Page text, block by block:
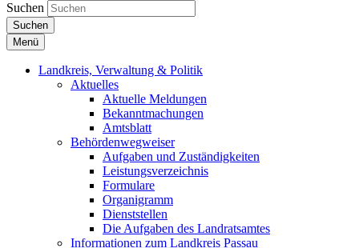
Suchen
Suchen
Menü
Landkreis, Verwaltung & Politik
Aktuelles
Aktuelle Meldungen
Bekanntmachungen
Amtsblatt
Behördenwegweiser
Aufgaben und Zuständigkeiten
Leistungsverzeichnis
Formulare
Organigramm
Dienststellen
Die Aufgaben des Landratsamtes
Informationen zum Landkreis Passau